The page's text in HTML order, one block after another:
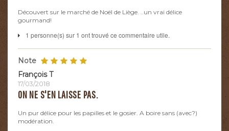
Découvert sur le marché de Noël de Liège. ..un vrai délice
gourmand!
1 personne(s) sur 1 ont trouvé ce commentaire utile.
Note
François T
17/03/2018
ON NE S'EN LAISSE PAS.
Un pur délice pour les papilles et le gosier. A boire sans (avec?)
modération.